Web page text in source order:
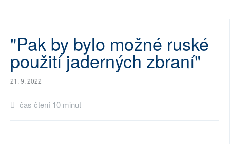
ARCHIV
ROZHOVORY
TÉMATA
NEJČTENĚJŠÍ ZA 7 DNÍ
"Pak by bylo možné ruské
použití jaderných zbraní"
21. 9. 2022
čas čtení 10 minut